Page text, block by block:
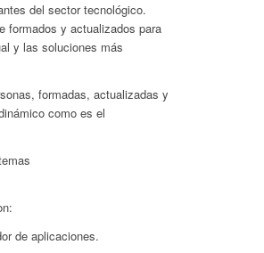
del sector tecnológico.
formados y actualizados para
y las soluciones más
formadas, actualizadas y
como es el
de aplicaciones.